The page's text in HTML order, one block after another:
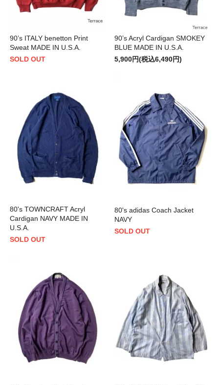
90’s ITALY benetton Print
Sweat MADE IN U.S.A.
SOLD OUT
90’s Acryl Cardigan SMOKEY
BLUE MADE IN U.S.A.
5,900円(税込6,490円)
80's TOWNCRAFT Acryl
Cardigan NAVY MADE IN
U.S.A.
SOLD OUT
80's adidas Coach Jacket
NAVY
SOLD OUT